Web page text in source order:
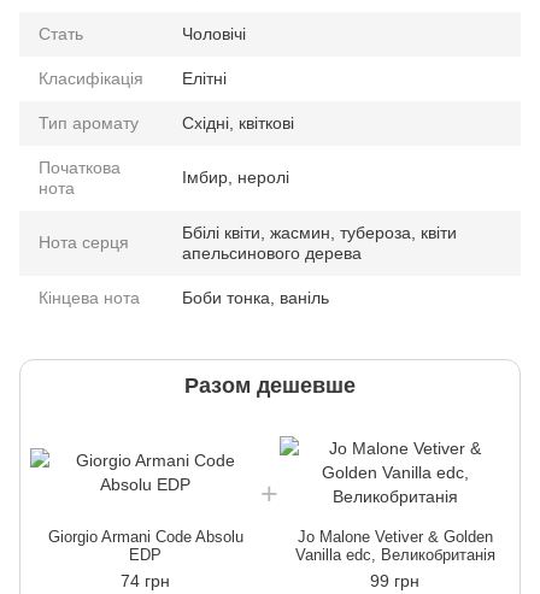
Стать Чоловічі
Класифікація Елітні
Тип аромату Східні, квіткові
Початкова
нота
Імбир, неролі
Нота серця
Ббілі квіти, жасмин, тубероза, квіти
апельсинового дерева
Кінцева нота Боби тонка, ваніль
Разом дешевше
Giorgio Armani Code Absolu
EDP
74 грн
Jo Malone Vetiver & Golden
Vanilla edc, Великобританія
99 грн